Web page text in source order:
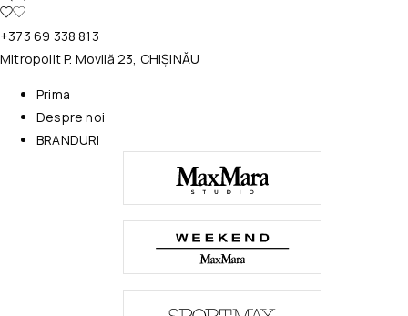
+373 69 338 813
Mitropolit P. Movilă 23, CHIȘINĂU
Prima
Despre noi
BRANDURI